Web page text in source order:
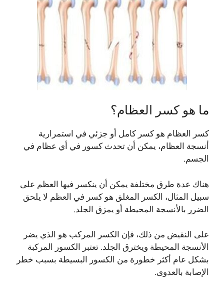
ما هو كسر العظام؟
كسر العظام هو كسر كامل أو جزئي في استمرارية
أنسجة العظام، يمكن أن تحدث كسور في أي عظام في
الجسم.
هناك عدة طرق مختلفة يمكن أن ينكسر فيها العظم على
سبيل المثال، الكسر المغلق هو كسر في العظم لا يلحق
الضرر بالأنسجة المحيطة أو يمزق الجلد.
على النقيض من ذلك، فإن الكسر المركب هو الذي يضر
الأنسجة المحيطة ويخترق الجلد. تعتبر الكسور المركبة
بشكل عام أكثر خطورة من الكسور البسيطة بسبب خطر
الإصابة بالعدوى.